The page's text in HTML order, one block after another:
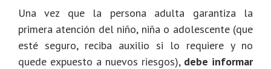
Una vez que la persona adulta garantiza la
primera atención del niño, niña o adolescente (que
esté seguro, reciba auxilio si lo requiere y no
quede expuesto a nuevos riesgos), debe informar